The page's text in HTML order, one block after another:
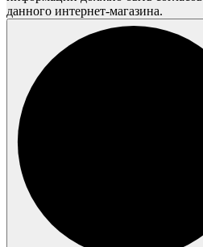
данного интернет-магазина.